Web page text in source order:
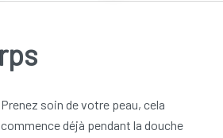
Prenez soin de votre peau, cela
commence déjà pendant la douche